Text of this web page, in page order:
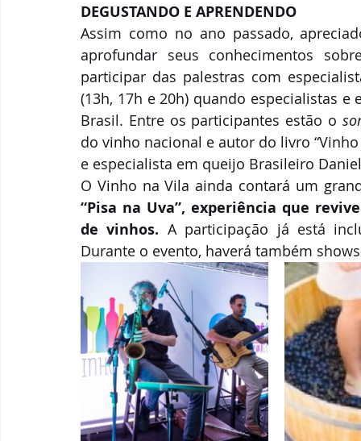
DEGUSTANDO E APRENDENDO
Assim como no ano passado,
aprofundar seus conhecimentos
participar das palestras com
(13h, 17h e 20h) quando especialistas
Brasil. Entre os participantes estão o
do vinho nacional e autor do livro
e especialista em queijo Brasileiro
O Vinho na Vila ainda contará um
“Pisa na Uva”, experiência que
de vinhos. A participação já está
Durante o evento, haverá também